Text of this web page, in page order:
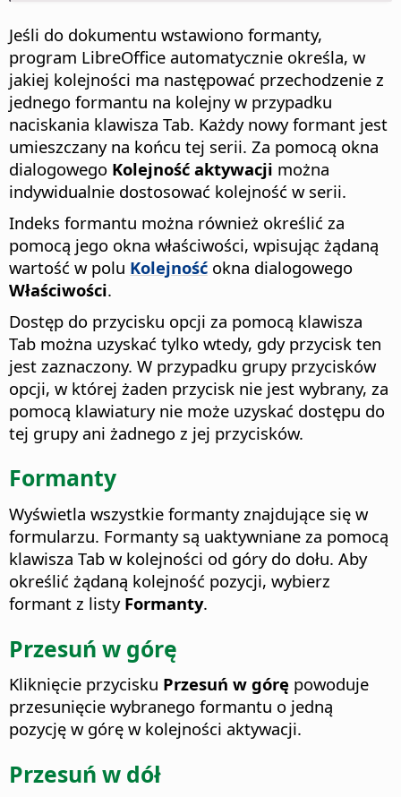
Jeśli do dokumentu wstawiono formanty,
program LibreOffice automatycznie określa, w
jakiej kolejności ma następować przechodzenie z
jednego formantu na kolejny w przypadku
naciskania klawisza Tab. Każdy nowy formant jest
umieszczany na końcu tej serii. Za pomocą okna
dialogowego Kolejność aktywacji można
indywidualnie dostosować kolejność w serii.
Indeks formantu można również określić za
pomocą jego okna właściwości, wpisując żądaną
wartość w polu Kolejność okna dialogowego
Właściwości.
Dostęp do przycisku opcji za pomocą klawisza
Tab można uzyskać tylko wtedy, gdy przycisk ten
jest zaznaczony. W przypadku grupy przycisków
opcji, w której żaden przycisk nie jest wybrany, za
pomocą klawiatury nie może uzyskać dostępu do
tej grupy ani żadnego z jej przycisków.
Formanty
Wyświetla wszystkie formanty znajdujące się w
formularzu. Formanty są uaktywniane za pomocą
klawisza Tab w kolejności od góry do dołu. Aby
określić żądaną kolejność pozycji, wybierz
formant z listy Formanty.
Przesuń w górę
Kliknięcie przycisku Przesuń w górę powoduje
przesunięcie wybranego formantu o jedną
pozycję w górę w kolejności aktywacji.
Przesuń w dół